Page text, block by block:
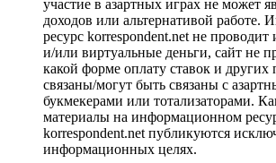
участие в азартных играх не может
доходов или альтернативой
ресурс korrespondent.net не
и/или виртуальные деньги, сайт не
какой форме оплату ставок и других
связаны/могут быть связаны с
букмекерами или тотализаторами.
материалы на информационном
korrespondent.net публикуются
информационных целях.